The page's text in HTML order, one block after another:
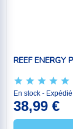
REEF ENERGY
En stock -
38,99 €